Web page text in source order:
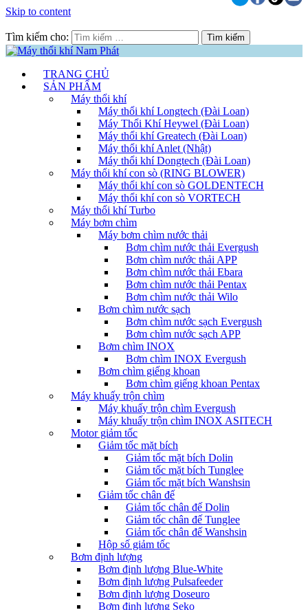
Skip to content
Tìm kiếm cho:
TRANG CHỦ
SẢN PHẨM
Máy thổi khí
Máy thổi khí Longtech (Đài Loan)
Máy Thổi Khí Heywel (Đài Loan)
Máy thổi khí Greatech (Đài Loan)
Máy thổi khí Anlet (Nhật)
Máy thổi khí Dongtech (Đài Loan)
Máy thổi khí con sò (RING BLOWER)
Máy thổi khí con sò GOLDENTECH
Máy thổi khí con sò VORTECH
Máy thổi khí Turbo
Máy bơm chìm
Máy bơm chìm nước thải
Bơm chìm nước thải Evergush
Bơm chìm nước thải APP
Bơm chìm nước thải Ebara
Bơm chìm nước thải Pentax
Bơm chìm nước thải Wilo
Bơm chìm nước sạch
Bơm chìm nước sạch Evergush
Bơm chìm nước sạch APP
Bơm chìm INOX
Bơm chìm INOX Evergush
Bơm chìm giếng khoan
Bơm chìm giếng khoan Pentax
Máy khuấy trộn chìm
Máy khuấy trộn chìm Evergush
Máy khuấy trộn chìm INOX ASITECH
Motor giảm tốc
Giảm tốc mặt bích
Giảm tốc mặt bích Dolin
Giảm tốc mặt bích Tunglee
Giảm tốc mặt bích Wanshsin
Giảm tốc chân đế
Giảm tốc chân đế Dolin
Giảm tốc chân đế Tunglee
Giảm tốc chân đế Wanshsin
Hộp số giảm tốc
Bơm định lượng
Bơm định lượng Blue-White
Bơm định lượng Pulsafeeder
Bơm định lượng Doseuro
Bơm định lượng Seko